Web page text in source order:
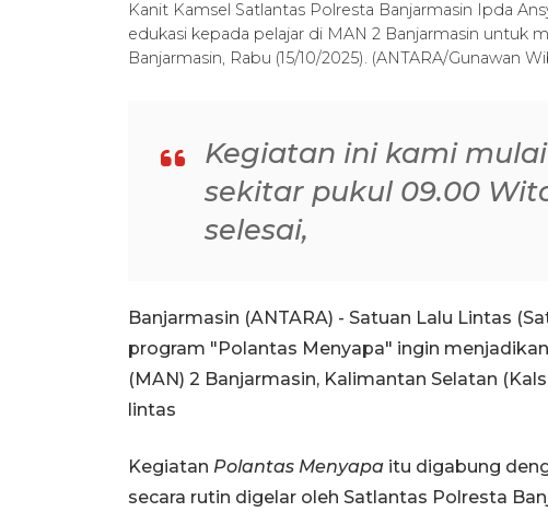
Kanit Kamsel Satlantas Polresta Banjarmasin Ipda
edukasi kepada pelajar di MAN 2 Banjarmasin untuk
Banjarmasin, Rabu (15/10/2025). (ANTARA/Gunawan
Kegiatan ini kami
sekitar pukul 09.00
selesai,
Banjarmasin (ANTARA) - Satuan Lalu Lintas
program "Polantas Menyapa" ingin
(MAN) 2 Banjarmasin, Kalimantan Selatan
lintas
Kegiatan Polantas Menyapa itu digabung
secara rutin digelar oleh Satlantas Polresta